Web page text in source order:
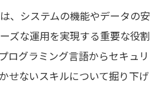
、システムの機能やデータの安
ズな運用を実現する重要な役割
ログラミング言語からセキュリ
せないスキルについて掘り下げ